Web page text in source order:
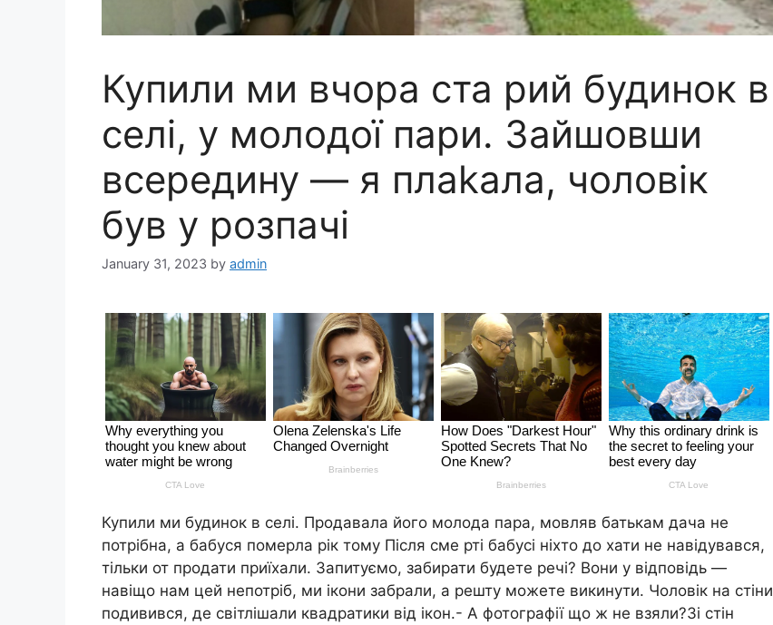
Купили ми вчора ста рий будинок в
селі, у молодої пари. Зайшовши
всередину — я плаkала, чоловік
був у розпачі
January 31, 2023 by admin
Купили ми будинок в селі. Продавала його молода пара, мовляв батькам дача не
потрібна, а бабуся померла рік тому Після сме рті бабусі ніхто до хати не навідувався,
тільки от продати приїхали. Запитуємо, забирати будете речі? Вони у відповідь —
навіщо нам цей непотріб, ми ікони забрали, а решту можете викинути. Чоловік на стіни
подивився, де світлішали квадратики від ікон.- А фотографії що ж не взяли?Зі стін